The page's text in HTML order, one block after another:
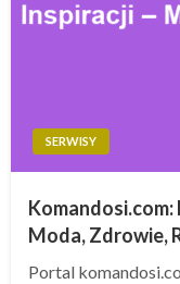
SERWISY
Komandosi.com:
Moda, Zdrowie,
Portal